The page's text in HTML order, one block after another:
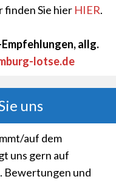
finden Sie hier HIER.
allg.
lotse.de
uns
auf dem
uns gern auf
. Bewertungen und